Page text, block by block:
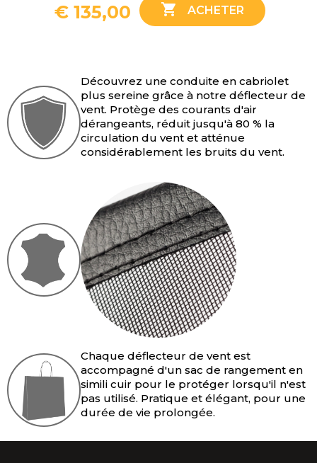
3-serie E93 (2007-2013)
6-serie E64 (2003-2011)
6-serie F12 (2011-2018)
Z3 Roadster (1995-2003)
Z4 Roadster E85 (2002-2008)
Z4 Roadster E89 (2009-2018)
Camaro 5 (2011-2016)
Camaro 6 (2016-2024)
Crossfire (2004-2008)
Le Baron (1986-1995)
PT Cruiser (2004-2010)
Sebring - Stratus (1996-2007)
€ 135,00  ACHETER
Découvrez une conduite en cabriolet
plus sereine grâce à notre déflecteur de
vent. Protège des courants d'air
dérangeants, réduit jusqu'à 80 % la
circulation du vent et atténue
considérablement les bruits du vent.
Chaque déflecteur de vent est
accompagné d'un sac de rangement en
simili cuir pour le protéger lorsqu'il n'est
pas utilisé. Pratique et élégant, pour une
durée de vie prolongée.